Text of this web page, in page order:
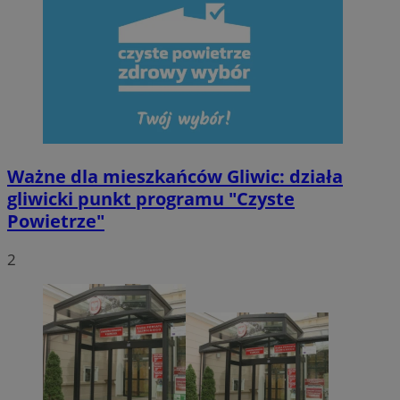
Ważne dla mieszkańców Gliwic: działa
gliwicki punkt programu "Czyste
Powietrze"
2